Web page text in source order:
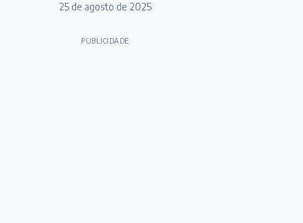
25 de agosto de 2025
PUBLICIDADE